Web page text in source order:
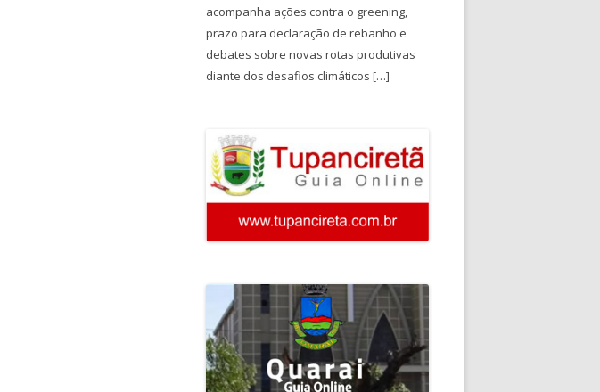
acompanha ações contra o greening,
prazo para declaração de rebanho e
debates sobre novas rotas produtivas
diante dos desafios climáticos […]